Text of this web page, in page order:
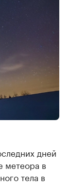
дней
метеора в
тела в